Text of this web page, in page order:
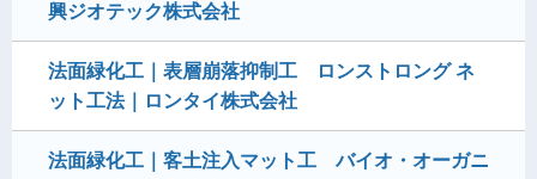
興ジオテック株式会社
法面緑化工｜表層崩落抑制工 ロンストロング ネ
ット工法｜ロンタイ株式会社
法面緑化工｜客土注入マット工 バイオ・オーガニ